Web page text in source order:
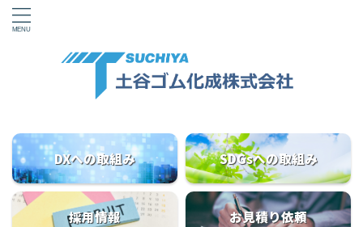
DXへの取組み SDGsへの取組み
採用情報 お見積り依頼